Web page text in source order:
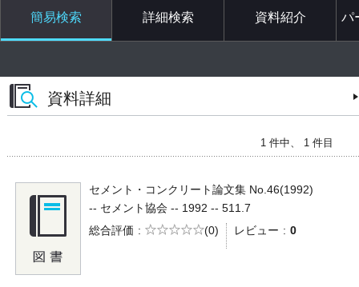
簡易検索 詳細検索 資料紹介 パ
資料詳細
1 件中、 1 件目
セメント・コンクリート論文集 No.46(1992)
-- セメント協会 -- 1992 -- 511.7
総合評価
5段階評価
(0) レビュー 0